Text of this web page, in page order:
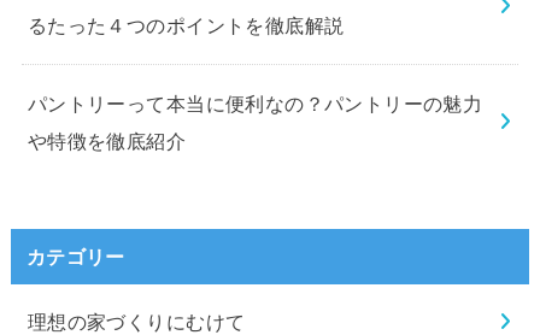
るたった４つのポイントを徹底解説
パントリーって本当に便利なの？パントリーの魅力
や特徴を徹底紹介
カテゴリー
理想の家づくりにむけて